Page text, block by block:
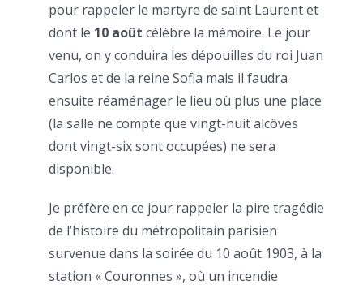
pour rappeler le martyre de saint Laurent et
dont le 10 août célèbre la mémoire. Le jour
venu, on y conduira les dépouilles du roi Juan
Carlos et de la reine Sofia mais il faudra
ensuite réaménager le lieu où plus une place
(la salle ne compte que vingt-huit alcôves
dont vingt-six sont occupées) ne sera
disponible.
Je préfère en ce jour rappeler la pire tragédie
de l’histoire du métropolitain parisien
survenue dans la soirée du 10 août 1903, à la
station « Couronnes », où un incendie